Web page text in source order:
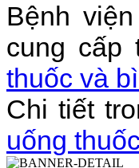
Bệnh
cung cấp
thuốc và
Chi tiết
uống